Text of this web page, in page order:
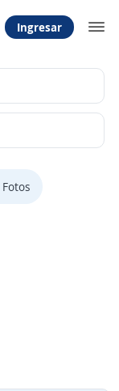
Ingresar
Fotos